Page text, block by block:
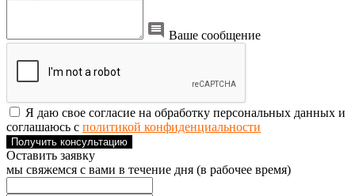
Ваше сообщение
Я даю свое согласие на обработку персональных данных и
соглашаюсь с политикой конфиденциальности
Получить консультацию
Оставить заявку
мы свяжемся с вами в течение дня (в рабочее время)